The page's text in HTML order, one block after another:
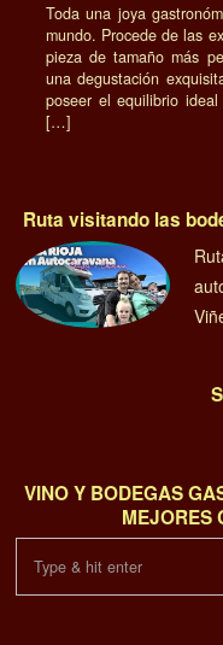
Toda una joya
mundo. Procede de las
pieza de tamaño más
una degustación
poseer el equilibrio
[…]
Ruta visitando las
VINO Y BODEGAS
MEJORES